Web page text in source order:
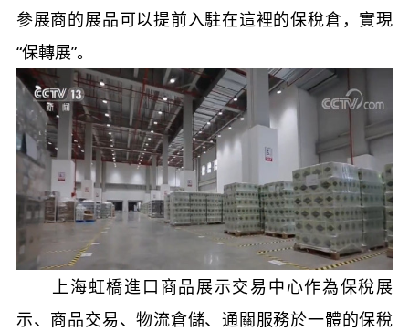
參展商的展品可以提前入駐在這裡的保稅倉，實現
“保轉展”。
上海虹橋進口商品展示交易中心作為保稅展
示、商品交易、物流倉儲、通關服務於一體的保稅